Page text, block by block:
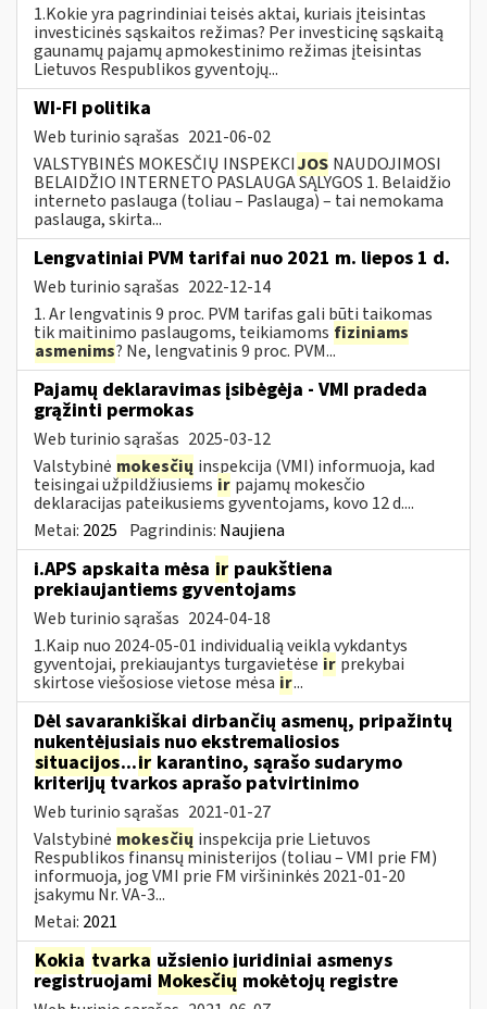
1.Kokie yra pagrindiniai teisės aktai, kuriais įteisintas
investicinės sąskaitos režimas? Per investicinę sąskaitą
gaunamų pajamų apmokestinimo režimas įteisintas
Lietuvos Respublikos gyventojų...
WI-FI politika
Web turinio sąrašas 2021-06-02
VALSTYBINĖS MOKESČIŲ INSPEKCIJOS NAUDOJIMOSI
BELAIDŽIO INTERNETO PASLAUGA SĄLYGOS 1. Belaidžio
interneto paslauga (toliau – Paslauga) – tai nemokama
paslauga, skirta...
Lengvatiniai PVM tarifai nuo 2021 m. liepos 1 d.
Web turinio sąrašas 2022-12-14
1. Ar lengvatinis 9 proc. PVM tarifas gali būti taikomas
tik maitinimo paslaugoms, teikiamoms fiziniams
asmenims? Ne, lengvatinis 9 proc. PVM...
Pajamų deklaravimas įsibėgėja - VMI pradeda
grąžinti permokas
Web turinio sąrašas 2025-03-12
Valstybinė mokesčių inspekcija (VMI) informuoja, kad
teisingai užpildžiusiems ir pajamų mokesčio
deklaracijas pateikusiems gyventojams, kovo 12 d....
Metai: 2025 Pagrindinis: Naujiena
i.APS apskaita mėsa ir paukštiena
prekiaujantiems gyventojams
Web turinio sąrašas 2024-04-18
1.Kaip nuo 2024-05-01 individualią veiklą vykdantys
gyventojai, prekiaujantys turgavietėse ir prekybai
skirtose viešosiose vietose mėsa ir...
Dėl savarankiškai dirbančių asmenų, pripažintų
nukentėjusiais nuo ekstremaliosios
situacijos...ir karantino, sąrašo sudarymo
kriterijų tvarkos aprašo patvirtinimo
Web turinio sąrašas 2021-01-27
Valstybinė mokesčių inspekcija prie Lietuvos
Respublikos finansų ministerijos (toliau – VMI prie FM)
informuoja, jog VMI prie FM viršininkės 2021-01-20
įsakymu Nr. VA-3...
Metai: 2021
Kokia tvarka užsienio juridiniai asmenys
registruojami Mokesčių mokėtojų registre